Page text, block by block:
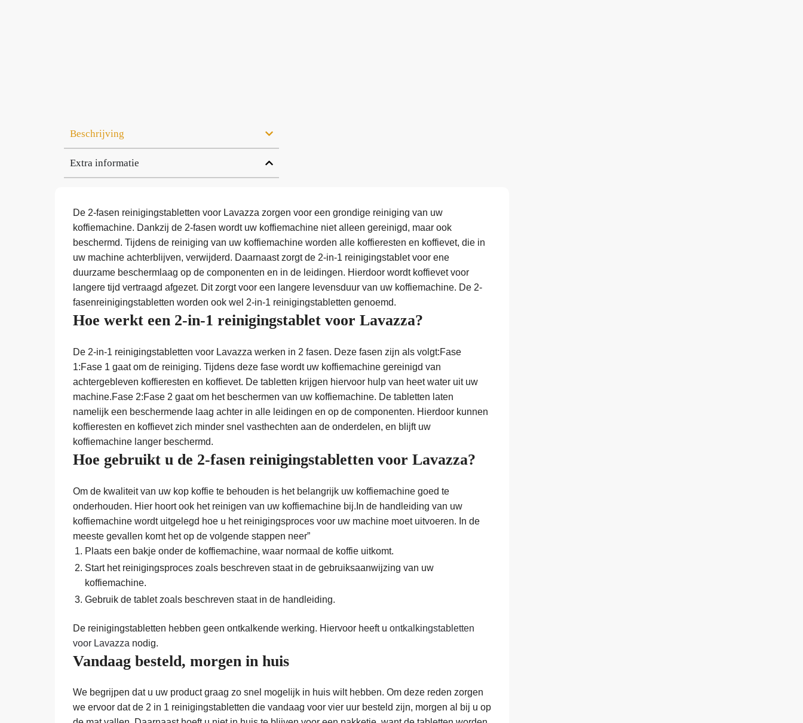
Beschrijving
Extra informatie
De 2-fasen reinigingstabletten voor Lavazza zorgen voor een grondige reiniging van uw
koffiemachine. Dankzij de 2-fasen wordt uw koffiemachine niet alleen gereinigd, maar ook
beschermd. Tijdens de reiniging van uw koffiemachine worden alle koffieresten en koffievet, die in
uw machine achterblijven, verwijderd. Daarnaast zorgt de 2-in-1 reinigingstablet voor ene
duurzame beschermlaag op de componenten en in de leidingen. Hierdoor wordt koffievet voor
langere tijd vertraagd afgezet. Dit zorgt voor een langere levensduur van uw koffiemachine. De 2-
fasenreinigingstabletten worden ook wel 2-in-1 reinigingstabletten genoemd.
Hoe werkt een 2-in-1 reinigingstablet voor Lavazza?
De 2-in-1 reinigingstabletten voor Lavazza werken in 2 fasen. Deze fasen zijn als volgt:Fase
1:Fase 1 gaat om de reiniging. Tijdens deze fase wordt uw koffiemachine gereinigd van
achtergebleven koffieresten en koffievet. De tabletten krijgen hiervoor hulp van heet water uit uw
machine.Fase 2:Fase 2 gaat om het beschermen van uw koffiemachine. De tabletten laten
namelijk een beschermende laag achter in alle leidingen en op de componenten. Hierdoor kunnen
koffieresten en koffievet zich minder snel vasthechten aan de onderdelen, en blijft uw
koffiemachine langer beschermd.
Hoe gebruikt u de 2-fasen reinigingstabletten voor Lavazza?
Om de kwaliteit van uw kop koffie te behouden is het belangrijk uw koffiemachine goed te
onderhouden. Hier hoort ook het reinigen van uw koffiemachine bij.In de handleiding van uw
koffiemachine wordt uitgelegd hoe u het reinigingsproces voor uw machine moet uitvoeren. In de
meeste gevallen komt het op de volgende stappen neer”
Plaats een bakje onder de koffiemachine, waar normaal de koffie uitkomt.
Start het reinigingsproces zoals beschreven staat in de gebruiksaanwijzing van uw
koffiemachine.
Gebruik de tablet zoals beschreven staat in de handleiding.
De reinigingstabletten hebben geen ontkalkende werking. Hiervoor heeft u ontkalkingstabletten
voor Lavazza nodig.
Vandaag besteld, morgen in huis
We begrijpen dat u uw product graag zo snel mogelijk in huis wilt hebben. Om deze reden zorgen
we ervoor dat de 2 in 1 reinigingstabletten die vandaag voor vier uur besteld zijn, morgen al bij u op